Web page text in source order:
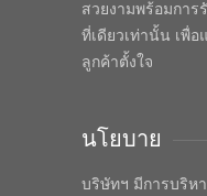
สวยงามพร้อมกา
ที่เดียวเท่านั้น เพื่
ลูกค้าตั้งใจ
นโยบาย
บริษัทฯ มีการบริห